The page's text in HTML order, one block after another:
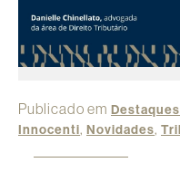
Publicado em Destaques
Innocenti, Novidades,